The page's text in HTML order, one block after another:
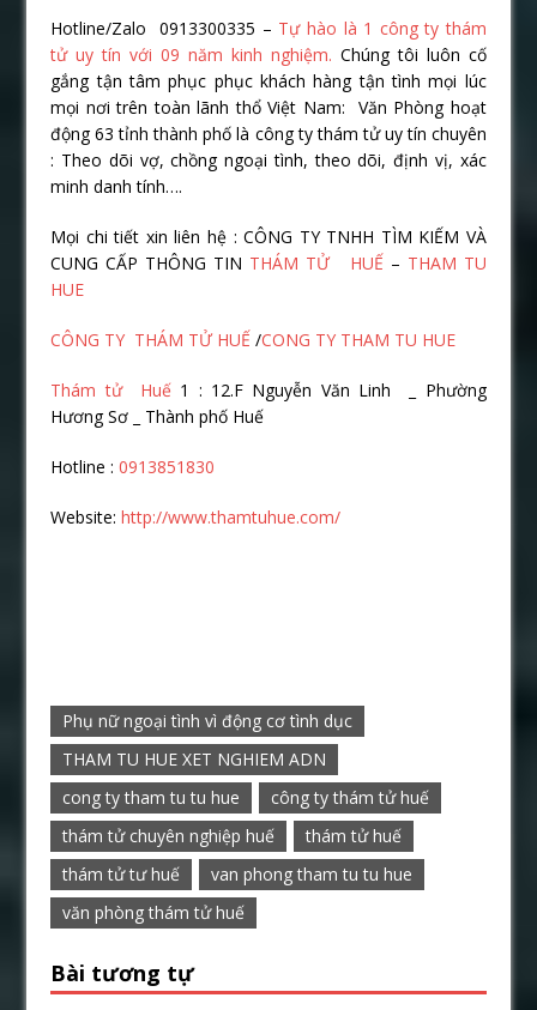
Hotline/Zalo 0913300335 – Tự hào là 1 công ty thám
tử uy tín với 09 năm kinh nghiệm. Chúng tôi luôn cố
gắng tận tâm phục phục khách hàng tận tình mọi lúc
mọi nơi trên toàn lãnh thổ Việt Nam: Văn Phòng hoạt
động 63 tỉnh thành phố là công ty thám tử uy tín chuyên
: Theo dõi vợ, chồng ngoại tình, theo dõi, định vị, xác
minh danh tính….
Mọi chi tiết xin liên hệ : CÔNG TY TNHH TÌM KIẾM VÀ
CUNG CẤP THÔNG TIN THÁM TỬ HUẾ – THAM TU
HUE
CÔNG TY THÁM TỬ HUẾ/CONG TY THAM TU HUE
Thám tử Huế1 : 12.F Nguyễn Văn Linh _ Phường
Hương Sơ _ Thành phố Huế
Hotline :0913851830
Website:http://www.thamtuhue.com/
Phụ nữ ngoại tình vì động cơ tình dục
THAM TU HUE XET NGHIEM ADN
cong ty tham tu tu hue
công ty thám tử huế
thám tử chuyên nghiệp huế
thám tử huế
thám tử tư huế
van phong tham tu tu hue
văn phòng thám tử huế
Bài tương tự